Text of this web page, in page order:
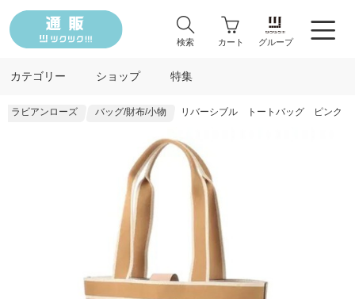
検索 カート グループ
カテゴリー ショップ 特集
ラビアンローズ バッグ/財布/小物 リバーシブル トートバッグ ピンク